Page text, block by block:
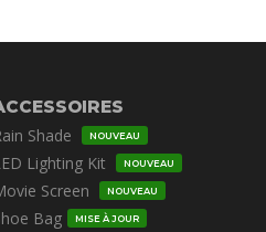
Shade
NOUVEAU
Lighting Kit NOUVEAU
Screen NOUVEAU
Bag MISE À JOUR